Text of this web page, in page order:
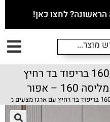
מיטה זוגית מעוצבת 160/200 בריפוד בד רחיץ
– אפור